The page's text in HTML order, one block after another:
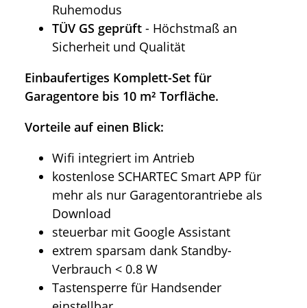
Ruhemodus
TÜV GS geprüft - Höchstmaß an
Sicherheit und Qualität
Einbaufertiges Komplett-Set für
Garagentore bis 10 m² Torfläche.
Vorteile auf einen Blick:
Wifi integriert im Antrieb
kostenlose SCHARTEC Smart APP für
mehr als nur Garagentorantriebe als
Download
steuerbar mit Google Assistant
extrem sparsam dank Standby-
Verbrauch < 0.8 W
Tastensperre für Handsender